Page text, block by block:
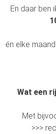
En daar ben
én elke
Wat een
Met
>>>